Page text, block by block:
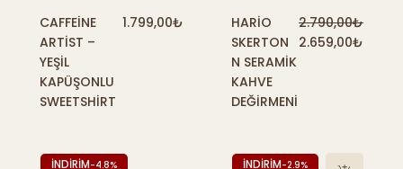
CAFFEINE
ARTIST –
YEŞIL
KAPÜŞONLU
SWEETSHIRT
1.799,00₺
HARIO
SKERTON
N SERAMIK
KAHVE
DEĞIRMENI
2.790,00₺
2.659,00₺
İNDİRİM-4.8% İNDİRİM-2.9%